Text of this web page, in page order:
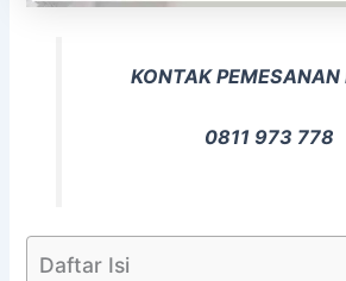
KONTAK PEMESANAN
0811 973 778
Daftar Isi